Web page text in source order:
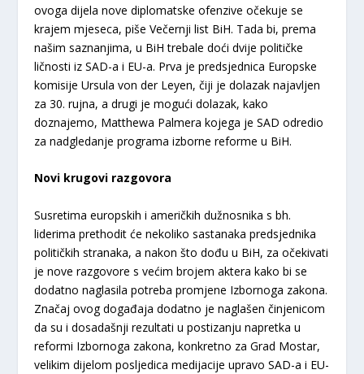
ovoga dijela nove diplomatske ofenzive očekuje se
krajem mjeseca, piše Večernji list BiH. Tada bi, prema
našim saznanjima, u BiH trebale doći dvije političke
ličnosti iz SAD-a i EU-a. Prva je predsjednica Europske
komisije Ursula von der Leyen, čiji je dolazak najavljen
za 30. rujna, a drugi je mogući dolazak, kako
doznajemo, Matthewa Palmera kojega je SAD odredio
za nadgledanje programa izborne reforme u BiH.
Novi krugovi razgovora
Susretima europskih i američkih dužnosnika s bh.
liderima prethodit će nekoliko sastanaka predsjednika
političkih stranaka, a nakon što dođu u BiH, za očekivati
je nove razgovore s većim brojem aktera kako bi se
dodatno naglasila potreba promjene Izbornoga zakona.
Značaj ovog događaja dodatno je naglašen činjenicom
da su i dosadašnji rezultati u postizanju napretka u
reformi Izbornoga zakona, konkretno za Grad Mostar,
velikim dijelom posljedica medijacije upravo SAD-a i EU-